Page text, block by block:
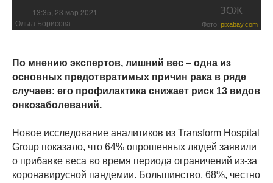
13:35, 23 мар 2021 ЗОЖ
Ольга Борисова Фото: pixabay.com
По мнению экспертов, лишний вес – одна из
основных предотвратимых причин рака в ряде
случаев: его профилактика снижает риск 13 видов
онкозаболеваний.
Новое исследование аналитиков из Transform Hospital
Group показало, что 64% опрошенных людей заявили
о прибавке веса во время периода ограничений из-за
коронавирусной пандемии. Большинство, 68%, честно